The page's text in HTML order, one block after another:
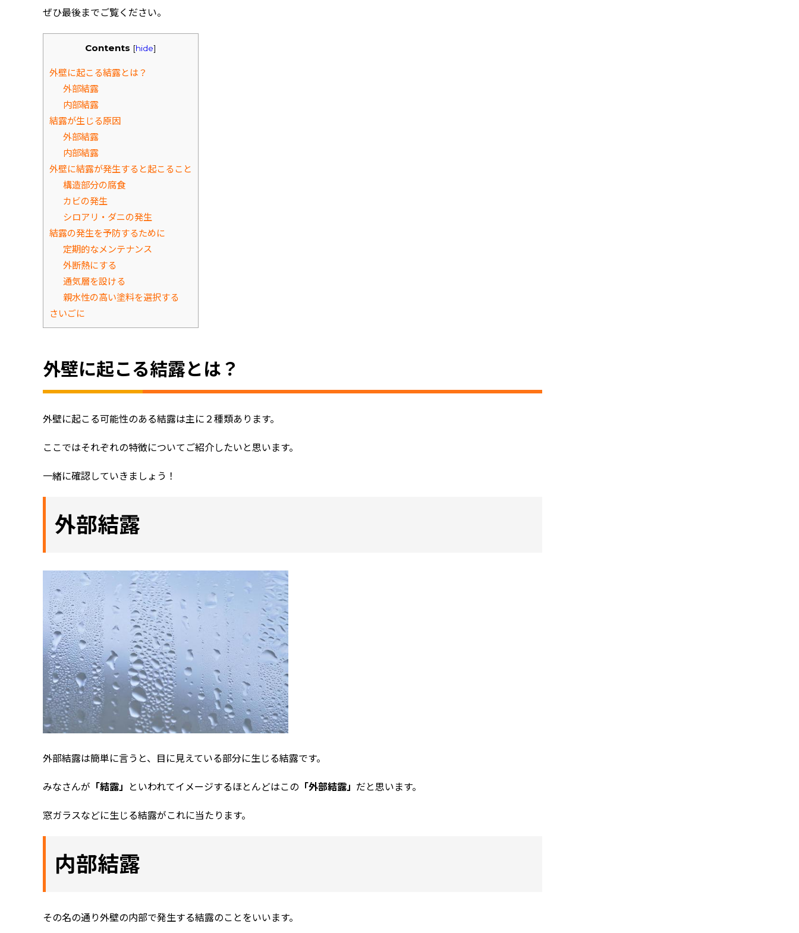
ぜひ最後までご覧ください。
Contents [hide]
外壁に起こる結露とは？
外部結露
内部結露
結露が生じる原因
外部結露
内部結露
外壁に結露が発生すると起こること
構造部分の腐食
カビの発生
シロアリ・ダニの発生
結露の発生を予防するために
定期的なメンテナンス
外断熱にする
通気層を設ける
親水性の高い塗料を選択する
さいごに
外壁に起こる結露とは？
外壁に起こる可能性のある結露は主に２種類あります。
ここではそれぞれの特徴についてご紹介したいと思います。
一緒に確認していきましょう！
外部結露
外部結露は簡単に言うと、目に見えている部分に生じる結露です。
みなさんが 「結露」 といわれてイメージするほとんどはこの 「外部結露」 だと思います。
窓ガラスなどに生じる結露がこれに当たります。
内部結露
その名の通り外壁の内部で発生する結露のことをいいます。